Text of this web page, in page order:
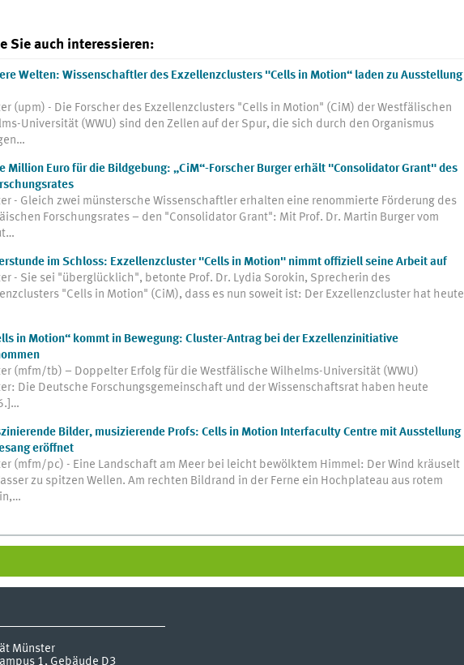
Sie auch interessieren:
Welten: Wissenschaftler des Exzellenzclusters "Cells in Motion“ laden zu Ausstellung
(upm) - Die Forscher des Exzellenzclusters "Cells in Motion" (CiM) der Westfälischen
Universität (WWU) sind den Zellen auf der Spur, die sich durch den Organismus
Million Euro für die Bildgebung: „CiM“-Forscher Burger erhält "Consolidator Grant" des
- Gleich zwei münstersche Wissenschaftler erhalten eine renommierte Förderung des
Forschungsrates – den "Consolidator Grant": Mit Prof. Dr. Martin Burger vom
im Schloss: Exzellenzcluster "Cells in Motion" nimmt offiziell seine Arbeit auf
- Sie sei "überglücklich", betonte Prof. Dr. Lydia Sorokin, Sprecherin des
"Cells in Motion" (CiM), dass es nun soweit ist: Der Exzellenzcluster hat heute
in Motion“ kommt in Bewegung: Cluster-Antrag bei der Exzellenzinitiative
(mfm/tb) – Doppelter Erfolg für die Westfälische Wilhelms-Universität (WWU)
Die Deutsche Forschungsgemeinschaft und der Wissenschaftsrat haben heute
Bilder, musizierende Profs: Cells in Motion Interfaculty Centre mit Ausstellung
eröffnet
(mfm/pc) - Eine Landschaft am Meer bei leicht bewölktem Himmel: Der Wind kräuselt
zu spitzen Wellen. Am rechten Bildrand in der Ferne ein Hochplateau aus rotem
Münster
1, Gebäude D3